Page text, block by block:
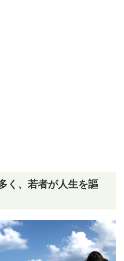
く、若者が人生を謳